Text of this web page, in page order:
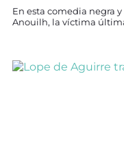
En esta comedia negra
Anouilh, la víctima